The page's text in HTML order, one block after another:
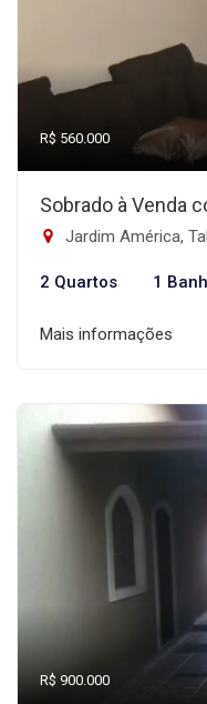
R$ 560.000
Sobrado à Venda
Jardim América,
2 Quartos 1
Mais informações
R$ 900.000